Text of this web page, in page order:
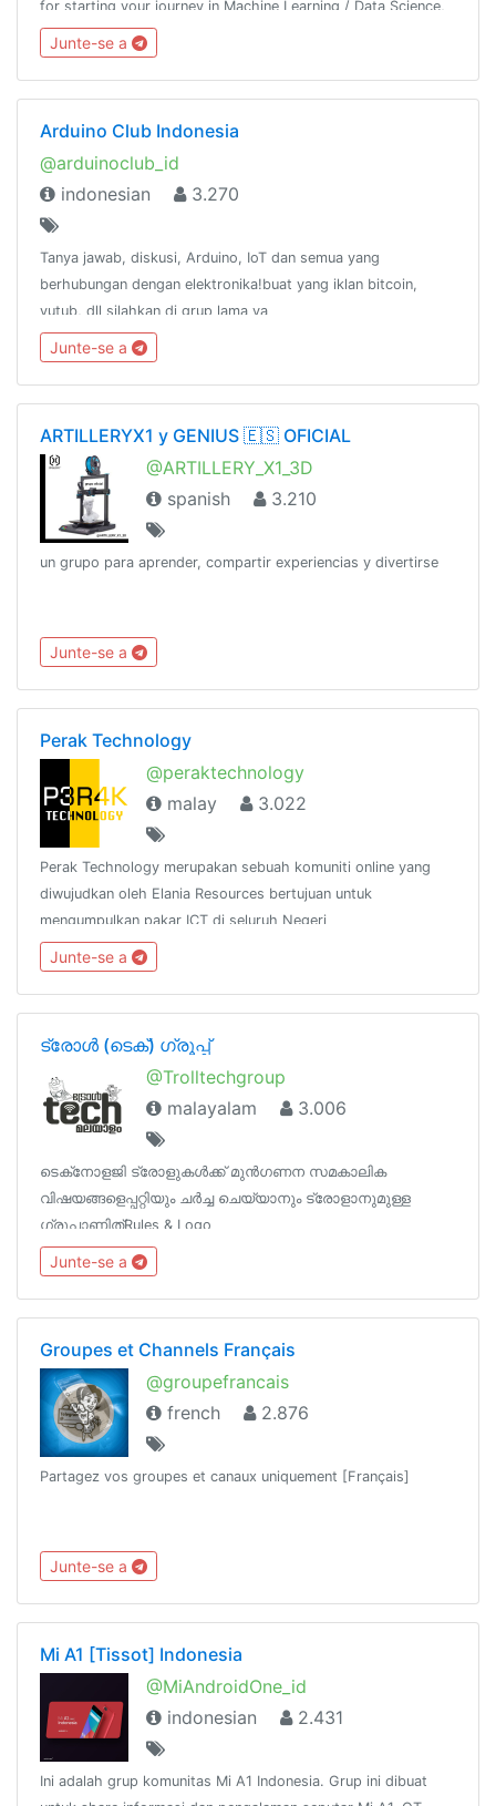
for starting your journey in Machine Learning / Data Science,
then join us.Resource - @python_resources_iGnaniPractice -
@python_projects_repository
Junte-se a
Arduino Club Indonesia
@arduinoclub_id
indonesian
3.270
Tanya jawab, diskusi, Arduino, IoT dan semua yang
berhubungan dengan elektronika!buat yang iklan bitcoin,
yutub, dll silahkan di grup lama ya
@ArduinoIndonesianCommunity ,, jangan nyepam di grup baru
ini.
Junte-se a
ARTILLERYX1 y GENIUS 🇪🇸 OFICIAL
@ARTILLERY_X1_3D
spanish
3.210
un grupo para aprender, compartir experiencias y divertirse
Junte-se a
Perak Technology
@peraktechnology
malay
3.022
Perak Technology merupakan sebuah komuniti online yang
diwujudkan oleh Elania Resources bertujuan untuk
mengumpulkan pakar ICT di seluruh Negeri
Perak.http://www.facebook.com/groups/peraktechnology
Junte-se a
ട്രോൾ (ടെക്‌‌‌‌) ഗ്രൂപ്പ്‌
@Trolltechgroup
malayalam
3.006
ടെക്‌നോളജി ട്രോളുകൾക്ക്‌ മുൻഗണന‌ സമകാലിക
വിഷയങ്ങളെപ്പറ്റിയും ചർച്ച‌ ചെയ്യാനും ട്രോളാനുമുള്ള
ഗ്രൂപ്പാണിത്‌Rules & Logo
https://t.me/TrollTechGroup/1572Channels
@TrollTechMalayalam@TGTrollans @Tech_Malayalam
Junte-se a
Groupes et Channels Français
@groupefrancais
french
2.876
Partagez vos groupes et canaux uniquement [Français]
Junte-se a
Mi A1 [Tissot] Indonesia
@MiAndroidOne_id
indonesian
2.431
Ini adalah grup komunitas Mi A1 Indonesia. Grup ini dibuat